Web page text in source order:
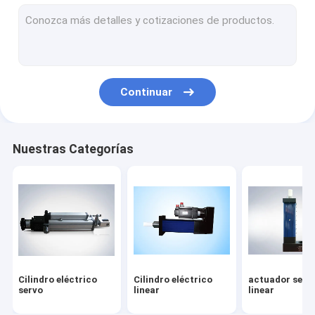
Prensa eléctrica serva
Planta de fabricación de motor
Continuar
Nuestras Categorías
Cilindro eléctrico
servo
Cilindro eléctrico
linear
actuador
linear